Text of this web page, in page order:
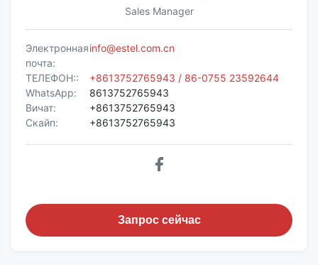
Sales Manager
Электронная
почта:
info@estel.com.cn
ТЕЛЕФОН::
+8613752765943 / 86-0755 23592644
WhatsApp:
8613752765943
Вичат:
+8613752765943
Скайп:
+8613752765943
Запрос сейчас